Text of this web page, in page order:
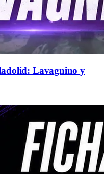
Lavagnino y